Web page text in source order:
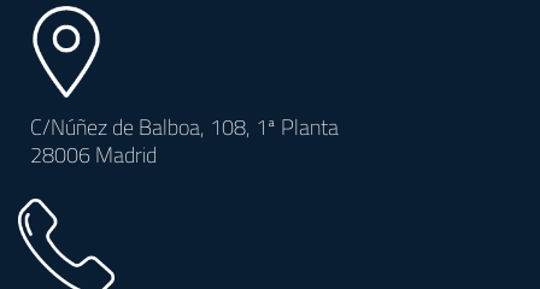
C/Núñez de Balboa, 108, 1ª Planta
28006 Madrid